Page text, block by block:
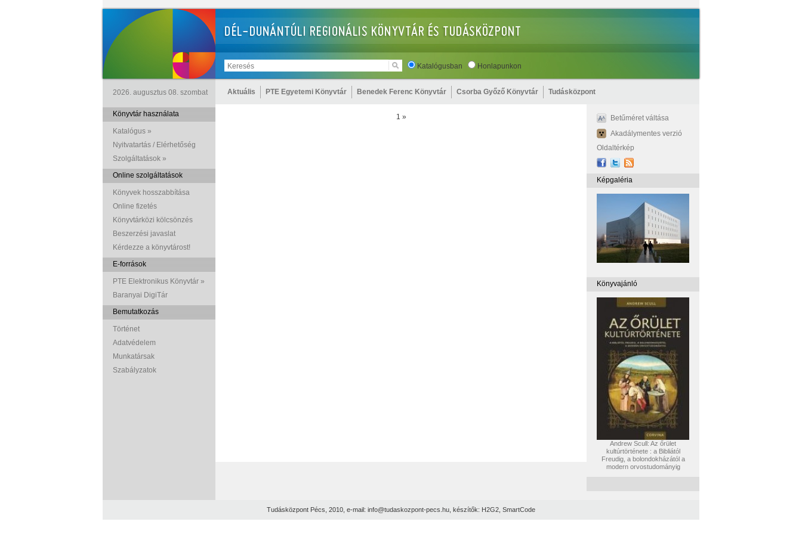
Katalógusban Honlapunkon
2026. augusztus 08. szombat Aktuális PTE Egyetemi Könyvtár Benedek Ferenc Könyvtár Csorba Győző Könyvtár Tudásközpont
Könyvtár használata
Katalógus »
Nyitvatartás / Elérhetőség
Szolgáltatások »
Online szolgáltatások
Könyvek hosszabbítása
Online fizetés
Könyvtárközi kölcsönzés
Beszerzési javaslat
Kérdezze a könyvtárost!
E-források
PTE Elektronikus Könyvtár »
Baranyai DigiTár
Bemutatkozás
Történet
Adatvédelem
Munkatársak
Szabályzatok
1 »
Betűméret váltása
Akadálymentes verzió
Oldaltérkép
Képgaléria
Könyvajánló
Andrew Scull: Az őrület
kultúrtörténete : a Bibliától
Freudig, a bolondokházától a
modern orvostudományig
Tudásközpont Pécs, 2010, e-mail: info@tudaskozpont-pecs.hu , készítők: H2G2 SmartCode